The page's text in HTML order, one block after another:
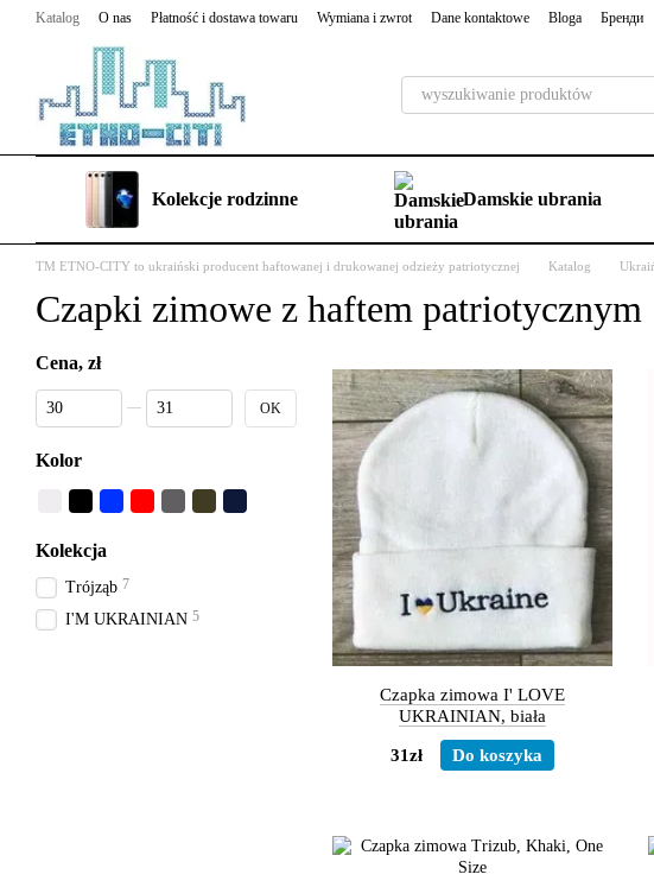
Przejdź do głównej treści
Katalog O nas Płatność i dostawa towaru Wymiana i zwrot Dane kontaktowe Bloga Бренди
Kolekcje rodzinne Damskie ubrania
TM ETNO-CITY to ukraiński producent haftowanej i drukowanej odzieży patriotycznej Katalog
Czapki zimowe z haftem patriotycznym
Czapka zimowa I' LOVE
UKRAINIAN, biała
31zł Do koszyka
Cena, zł
Od Cena, zł
Do Cena, zł
OK
Kolor
Kolekcja
Trójząb 7
I'M UKRAINIAN 5